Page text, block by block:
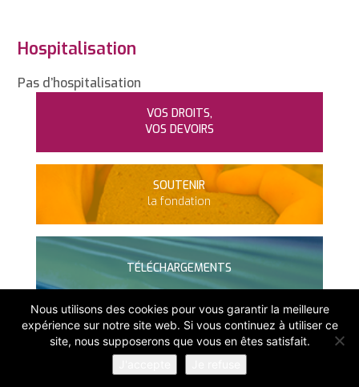
Hospitalisation
Pas d’hospitalisation
VOS DROITS,
VOS DEVOIRS
SOUTENIR
la fondation
TÉLÉCHARGEMENTS
300 rue du Manet
74130 Bonneville
Nous utilisons des cookies pour vous garantir la meilleure
expérience sur notre site web. Si vous continuez à utiliser ce
site, nous supposerons que vous en êtes satisfait.